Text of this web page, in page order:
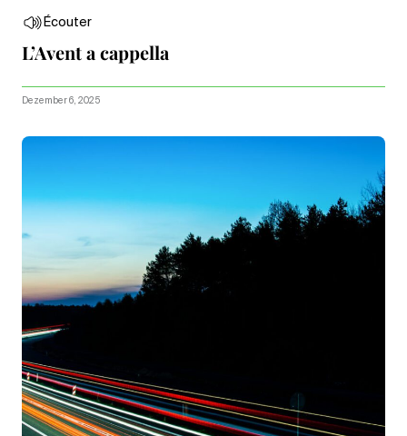
Écouter
L’Avent a cappella
Dezember 6, 2025